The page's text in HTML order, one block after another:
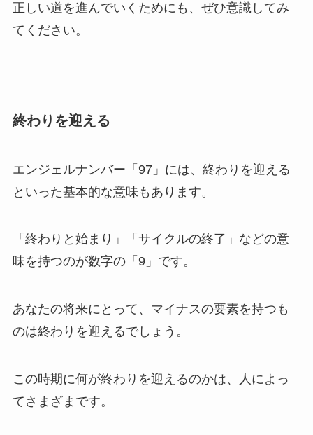
正しい道を進んでいくためにも、ぜひ意識してみ
てください。
終わりを迎える
エンジェルナンバー「97」には、終わりを迎える
といった基本的な意味もあります。
「終わりと始まり」「サイクルの終了」などの意
味を持つのが数字の「9」です。
あなたの将来にとって、マイナスの要素を持つも
のは終わりを迎えるでしょう。
この時期に何が終わりを迎えるのかは、人によっ
てさまざまです。